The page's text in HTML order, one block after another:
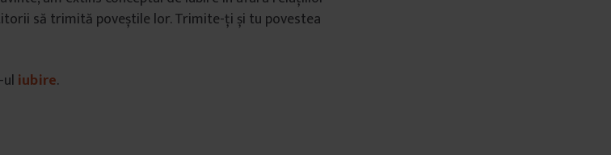
să trimită poveștile lor. Trimite-ți și tu povestea
iubire.